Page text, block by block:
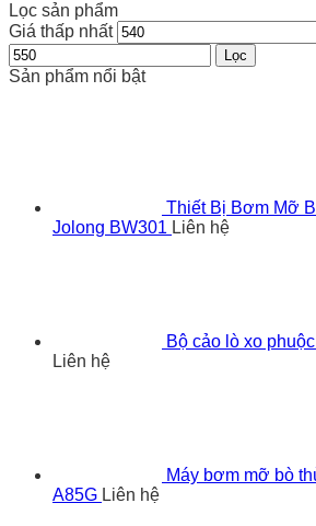
Lọc sản phẩm
Giá thấp nhất
Lọc
Sản phẩm nổi bật
Thiết Bị Bơm Mỡ
Jolong BW301 Liên hệ
Bộ cảo lò xo
Liên hệ
Máy bơm mỡ bò
A85G Liên hệ